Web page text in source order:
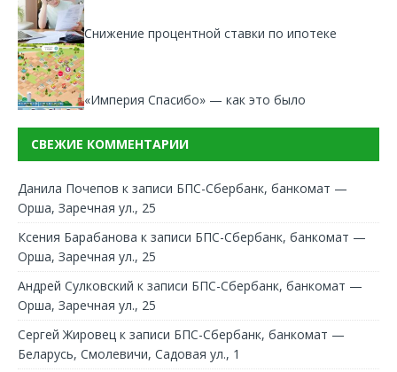
Снижение процентной ставки по ипотеке
«Империя Спасибо» — как это было
СВЕЖИЕ КОММЕНТАРИИ
Данила Почепов к записи БПС-Сбербанк, банкомат —
Орша, Заречная ул., 25
Ксения Барабанова к записи БПС-Сбербанк, банкомат —
Орша, Заречная ул., 25
Андрей Сулковский к записи БПС-Сбербанк, банкомат —
Орша, Заречная ул., 25
Сергей Жировец к записи БПС-Сбербанк, банкомат —
Беларусь, Смолевичи, Садовая ул., 1